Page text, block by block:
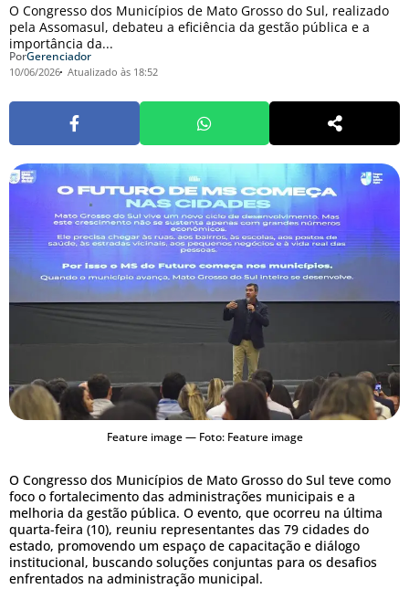
O Congresso dos Municípios de Mato Grosso do Sul, realizado
pela Assomasul, debateu a eficiência da gestão pública e a
importância da...
PorGerenciador
10/06/2026 Atualizado às 18:52
Feature image — Foto: Feature image
O Congresso dos Municípios de Mato Grosso do Sul teve como
foco o fortalecimento das administrações municipais e a
melhoria da gestão pública. O evento, que ocorreu na última
quarta-feira (10), reuniu representantes das 79 cidades do
estado, promovendo um espaço de capacitação e diálogo
institucional, buscando soluções conjuntas para os desafios
enfrentados na administração municipal.